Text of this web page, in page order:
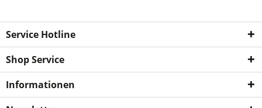
Service Hotline
Shop Service
Informationen